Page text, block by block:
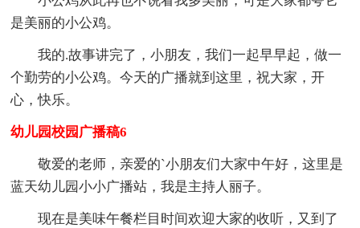
是美丽的小公鸡。
我的.故事讲完了，小朋友，我们一起早早起，做一
个勤劳的小公鸡。今天的广播就到这里，祝大家，开
心，快乐。
幼儿园校园广播稿6
敬爱的老师，亲爱的`小朋友们大家中午好，这里是
蓝天幼儿园小小广播站，我是主持人丽子。
现在是美味午餐栏目时间欢迎大家的收听，又到了